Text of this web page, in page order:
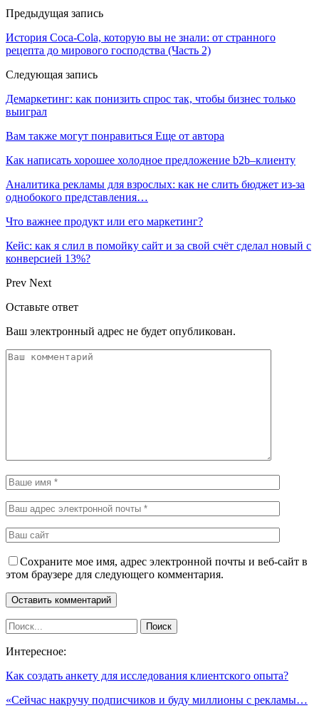
Предыдущая запись
История Coca-Cola, которую вы не знали: от странного
рецепта до мирового господства (Часть 2)
Следующая запись
Демаркетинг: как понизить спрос так, чтобы бизнес только
выиграл
Вам также могут понравиться Еще от автора
Как написать хорошее холодное предложение b2b–клиенту
Аналитика рекламы для взрослых: как не слить бюджет из-за
однобокого представления…
Что важнее продукт или его маркетинг?
Кейс: как я слил в помойку сайт и за свой счёт сделал новый с
конверсией 13%?
Prev Next
Оставьте ответ
Ваш электронный адрес не будет опубликован.
Сохраните мое имя, адрес электронной почты и веб-сайт в
этом браузере для следующего комментария.
Интересное:
Как создать анкету для исследования клиентского опыта?
«Сейчас накручу подписчиков и буду миллионы с рекламы…